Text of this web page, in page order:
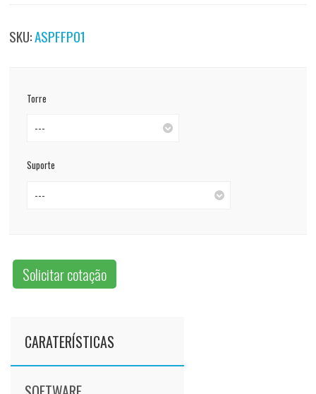
SKU:ASPFFP01
Torre
---
Suporte
---
Solicitar cotação
CARATERÍSTICAS